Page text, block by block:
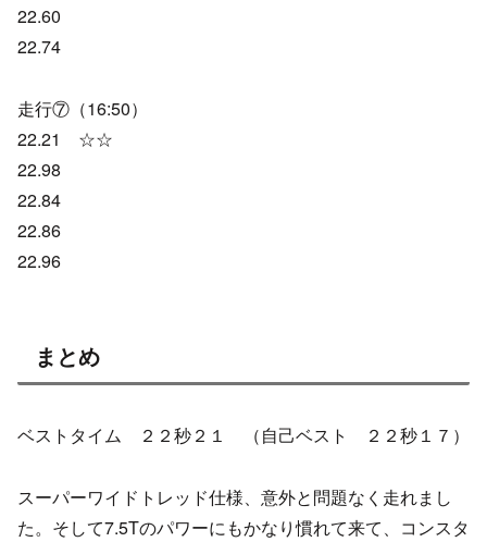
22.60
22.74
走行⑦（16:50）
22.21 ☆☆
22.98
22.84
22.86
22.96
まとめ
ベストタイム ２２秒２１ （自己ベスト ２２秒１７）
スーパーワイドトレッド仕様、意外と問題なく走れまし
た。そして7.5Tのパワーにもかなり慣れて来て、コンスタ